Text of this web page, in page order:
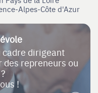
Alpes-Côte d'Azur
cadre dirigeant
des repreneurs ou
!